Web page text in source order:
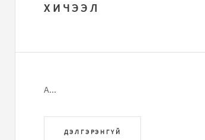
ХИЧЭЭЛ
А...
ДЭЛГЭРЭНГҮЙ